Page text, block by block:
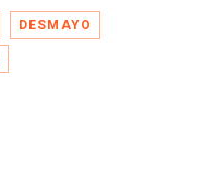
DESMAYO